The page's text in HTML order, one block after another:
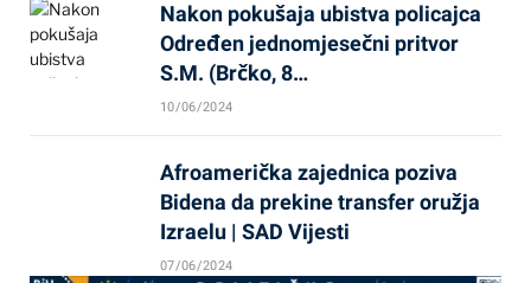
Nakon pokušaja ubistva policajca
Određen jednomjesečni pritvor
S.M. (Brčko, 8…
10/06/2024
Afroamerička zajednica poziva
Bidena da prekine transfer oružja
Izraelu | SAD Vijesti
07/06/2024